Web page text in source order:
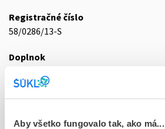
Aby všetko fungovalo tak, ako má...
Registračné číslo
58/0286/13-S
Doplnok
Stav